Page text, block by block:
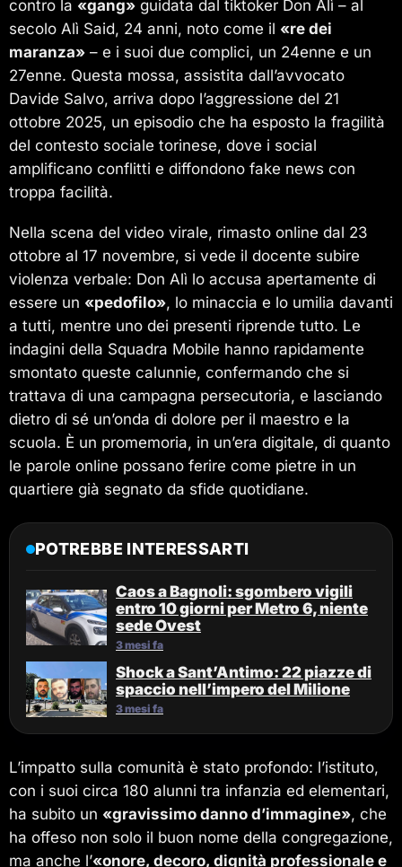
contro la «gang» guidata dal tiktoker Don Alì – al
secolo Alì Said, 24 anni, noto come il «re dei
maranza» – e i suoi due complici, un 24enne e un
27enne. Questa mossa, assistita dall’avvocato
Davide Salvo, arriva dopo l’aggressione del 21
ottobre 2025, un episodio che ha esposto la fragilità
del contesto sociale torinese, dove i social
amplificano conflitti e diffondono fake news con
troppa facilità.
Nella scena del video virale, rimasto online dal 23
ottobre al 17 novembre, si vede il docente subire
violenza verbale: Don Alì lo accusa apertamente di
essere un «pedofilo», lo minaccia e lo umilia davanti
a tutti, mentre uno dei presenti riprende tutto. Le
indagini della Squadra Mobile hanno rapidamente
smontato queste calunnie, confermando che si
trattava di una campagna persecutoria, e lasciando
dietro di sé un’onda di dolore per il maestro e la
scuola. È un promemoria, in un’era digitale, di quanto
le parole online possano ferire come pietre in un
quartiere già segnato da sfide quotidiane.
POTREBBE INTERESSARTI
Caos a Bagnoli: sgombero vigili
entro 10 giorni per Metro 6, niente
sede Ovest
3 mesi fa
Shock a Sant’Antimo: 22 piazze di
spaccio nell’impero del Milione
3 mesi fa
L’impatto sulla comunità è stato profondo: l’istituto,
con i suoi circa 180 alunni tra infanzia ed elementari,
ha subito un «gravissimo danno d’immagine», che
ha offeso non solo il buon nome della congregazione,
ma anche l’«onore, decoro, dignità professionale e